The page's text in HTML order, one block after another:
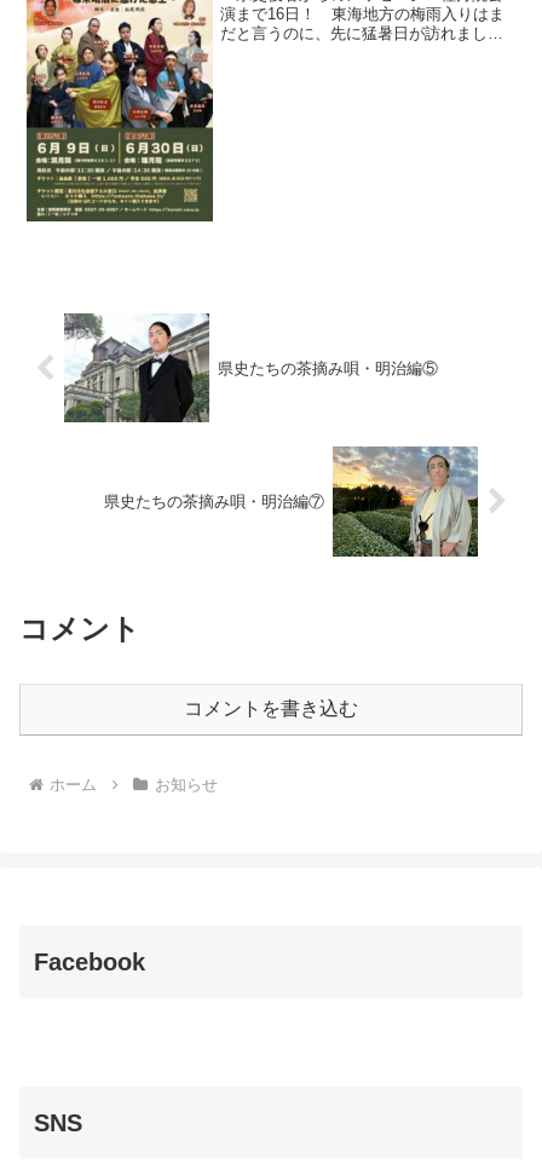
演まで16日！ 東海地方の梅雨入りはま
だと言うのに、先に猛暑日が訪れました
県史たちの茶摘み唄・明治編⑤
県史たちの茶摘み唄・明治編⑦
コメント
コメントを書き込む
ホーム お知らせ
Facebook
SNS